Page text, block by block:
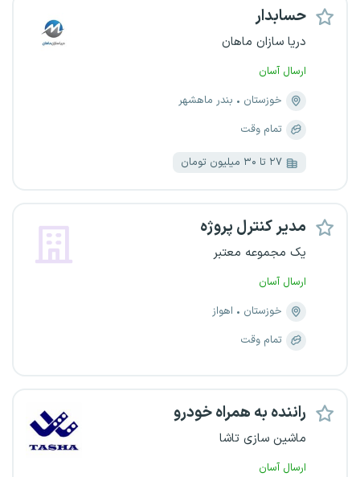
حسابدار
دریا سازان ماهان
ارسال آسان
خوزستان
بندر ماهشهر
تمام وقت
۲۷ تا ۳۰ میلیون تومان
مدیر کنترل پروژه
یک مجموعه معتبر
ارسال آسان
خوزستان
اهواز
تمام وقت
راننده به همراه خودرو
ماشین سازی تاشا
ارسال آسان